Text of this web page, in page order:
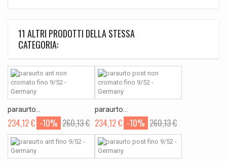
11 ALTRI PRODOTTI DELLA STESSA
CATEGORIA:
paraurto...
234,12 € -10% 260,13 €
paraurto...
234,12 € -10% 260,13 €